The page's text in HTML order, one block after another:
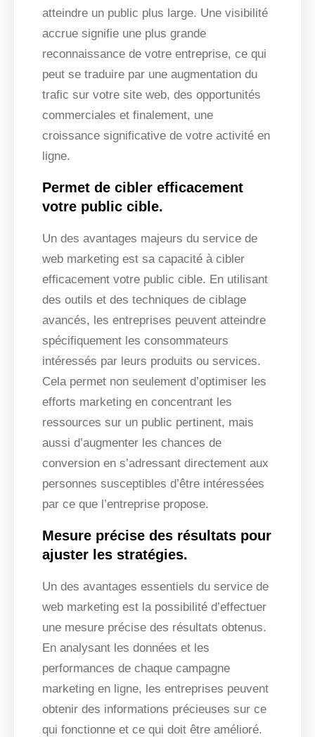
atteindre un public plus large. Une visibilité
accrue signifie une plus grande
reconnaissance de votre entreprise, ce qui
peut se traduire par une augmentation du
trafic sur votre site web, des opportunités
commerciales et finalement, une
croissance significative de votre activité en
ligne.
Permet de cibler efficacement
votre public cible.
Un des avantages majeurs du service de
web marketing est sa capacité à cibler
efficacement votre public cible. En utilisant
des outils et des techniques de ciblage
avancés, les entreprises peuvent atteindre
spécifiquement les consommateurs
intéressés par leurs produits ou services.
Cela permet non seulement d’optimiser les
efforts marketing en concentrant les
ressources sur un public pertinent, mais
aussi d’augmenter les chances de
conversion en s’adressant directement aux
personnes susceptibles d’être intéressées
par ce que l’entreprise propose.
Mesure précise des résultats pour
ajuster les stratégies.
Un des avantages essentiels du service de
web marketing est la possibilité d’effectuer
une mesure précise des résultats obtenus.
En analysant les données et les
performances de chaque campagne
marketing en ligne, les entreprises peuvent
obtenir des informations précieuses sur ce
qui fonctionne et ce qui doit être amélioré.